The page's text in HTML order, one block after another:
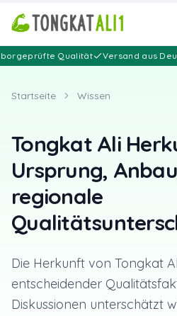
Qualität Versand aus
Startseite Wissen
Tongkat Ali
Ursprung,
regionale
Die Herkunft von Tongkat
entscheidender
Diskussionen unterschätzt